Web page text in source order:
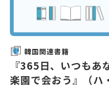
韓国関連書籍
『365日、いつもあ
楽園で会おう』（ハ